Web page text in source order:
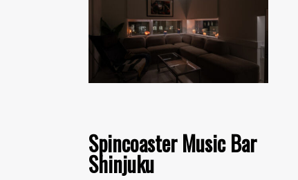
Spincoaster Music Bar
Shinjuku